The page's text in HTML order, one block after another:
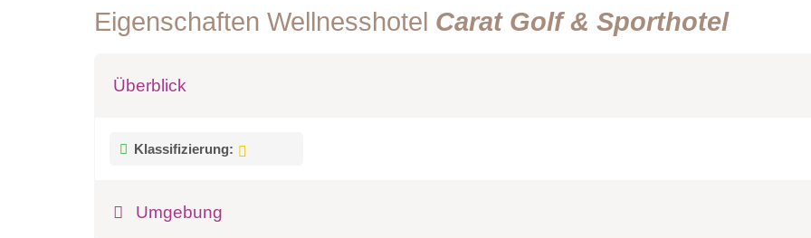
Eigenschaften Wellnesshotel Carat Golf & Sporthotel
Überblick
Klassifizierung:
Umgebung